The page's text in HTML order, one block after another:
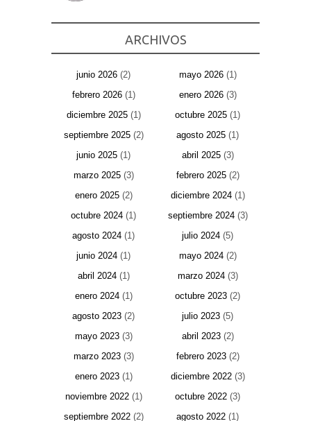
ARCHIVOS
junio 2026 (2) mayo 2026(1)
febrero 2026(1) enero 2026(3)
diciembre 2025(1) octubre 2025 (1)
septiembre 2025(2) agosto 2025 (1)
junio 2025 (1) abril 2025(3)
marzo 2025(3) febrero 2025(2)
enero 2025(2) diciembre 2024(1)
octubre 2024 (1) septiembre 2024(3)
agosto 2024 (1) julio 2024 (5)
junio 2024 (1) mayo 2024(2)
abril 2024(1) marzo 2024(3)
enero 2024(1) octubre 2023 (2)
agosto 2023 (2) julio 2023 (5)
mayo 2023(3) abril 2023(2)
marzo 2023(3) febrero 2023(2)
enero 2023(1) diciembre 2022(3)
noviembre 2022(1) octubre 2022 (3)
septiembre 2022(2) agosto 2022 (1)